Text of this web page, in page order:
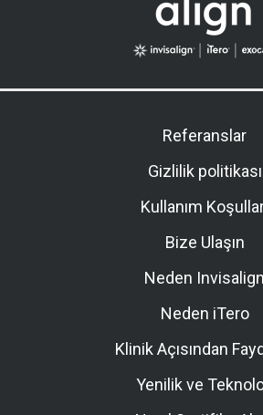
Referanslar
Gizlilik politikası
Kullanım
Bize Ulaşın
Neden Invisalign
Neden iTero
Klinik Açısından
Yenilik ve